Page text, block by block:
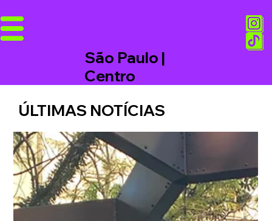
São Paulo |
Centro
ÚLTIMAS NOTÍCIAS